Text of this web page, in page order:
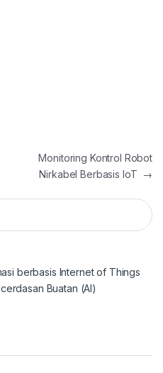
Monitoring Kontrol Robot
Nirkabel Berbasis IoT →
berbasis Internet of Things
Buatan (AI)